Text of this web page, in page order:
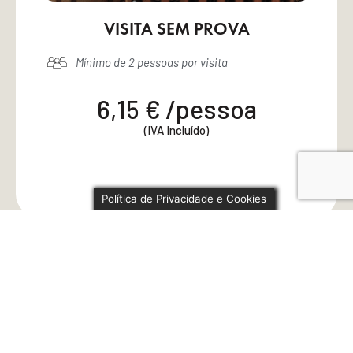
VISITA SEM PROVA
Mínimo de 2 pessoas por visita
6,15 € /pessoa
(IVA Incluído)
Política de Privacidade e Cookies